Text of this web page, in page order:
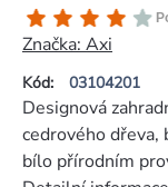
Kód: 03104201
Průměrné
hodnocení
produktu
je
4,0
z
5
Značka: Axi
Designová
cedrového dřeva,
bílo přírodním